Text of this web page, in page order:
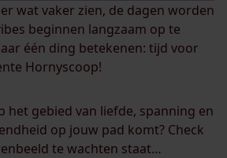
wat vaker zien, de dagen worden
beginnen langzaam op te
één ding betekenen: tijd voor
Hornyscoop!
het gebied van liefde, spanning en
op jouw pad komt? Check
te wachten staat…